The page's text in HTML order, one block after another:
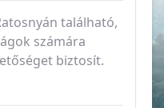
található,
számára
biztosít.